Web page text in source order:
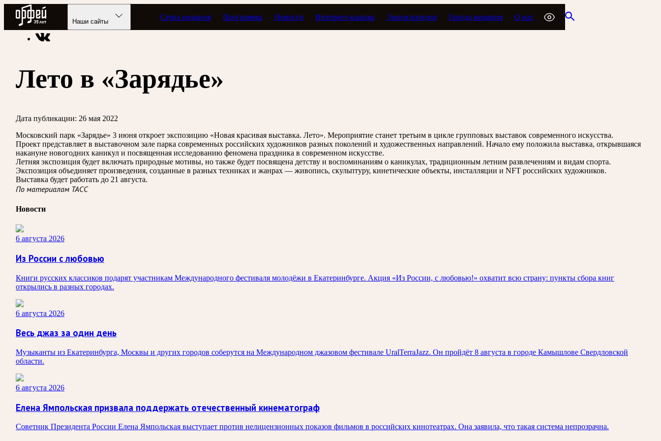
Радио Орфей
Наши сайты
Сетка вещания Программы Новости Интернет-каналы Энциклопедия Города вещания О нас
Радио классической музыки «Орфей» Новости
Лето в «Зарядье»
Дата публикации: 26 мая 2022
Московский парк «Зарядье» 3 июня откроет экспозицию «Новая красивая выставка. Лето». Мероприятие станет третьим в цикле групповых выставок современного искусства.
Проект представляет в выставочном зале парка современных российских художников разных поколений и художественных направлений. Начало ему положила выставка, открывшаяся
накануне новогодних каникул и посвященная исследованию феномена праздника в современном искусстве.
Летняя экспозиция будет включать природные мотивы, но также будет посвящена детству и воспоминаниям о каникулах, традиционным летним развлечениям и видам спорта.
Экспозиция объединяет произведения, созданные в разных техниках и жанрах — живопись, скульптуру, кинетические объекты, инсталляции и NFT российских художников.
Выставка будет работать до 21 августа.
По материалам ТАСС
Новости
6 августа 2026
Из России с любовью
Книги русских классиков подарят участникам Международного фестиваля молодёжи в Екатеринбурге. Акция «Из России, с любовью!» охватит всю страну: пункты сбора книг
открылись в разных городах.
6 августа 2026
Весь джаз за один день
Музыканты из Екатеринбурга, Москвы и других городов соберутся на Международном джазовом фестивале UralTerraJazz. Он пройдёт 8 августа в городе Камышлове Свердловской
области.
6 августа 2026
Елена Ямпольская призвала поддержать отечественный кинематограф
Советник Президента России Елена Ямпольская выступает против нелицензионных показов фильмов в российских кинотеатрах. Она заявила, что такая система непрозрачна.